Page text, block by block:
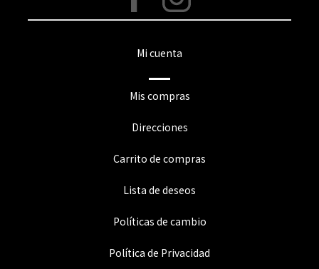
Mi cuenta
Mis compras
Direcciones
Carrito de compras
Lista de deseos
Políticas de cambio
Política de Privacidad